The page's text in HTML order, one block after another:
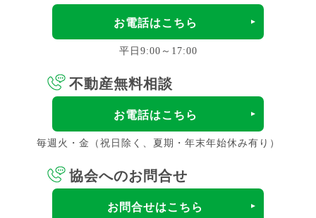
お電話はこちら
平日9:00～17:00
不動産無料相談
お電話はこちら
毎週火・金（祝日除く、夏期・年末年始休み有り）
協会へのお問合せ
お問合せはこちら